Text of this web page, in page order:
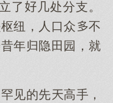
几处分支。
纽，人口众不
归隐田园，就
见的先高手，